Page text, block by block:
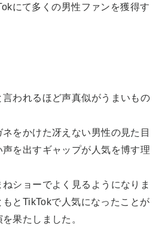
にて多くの男性ファンを獲得す
言われるほど声真似がうまいもの
をかけた冴えない男性の見た目
を出すギャップが人気を博す理
ショーでよく見るようになりま
とTikTokで人気になったことが
果たしました。